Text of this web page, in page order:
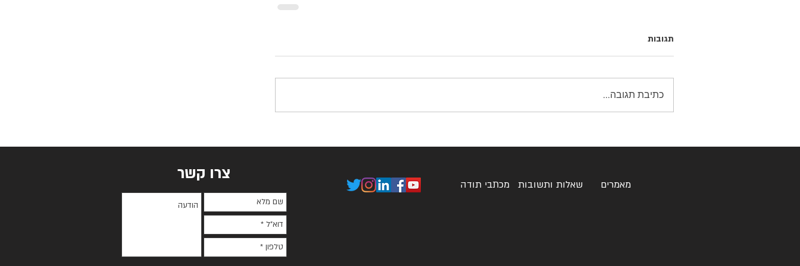
תגובות
כתיבת תגובה...
צרו קשר
מכתבי תודה שאלות ותשובות מאמרים